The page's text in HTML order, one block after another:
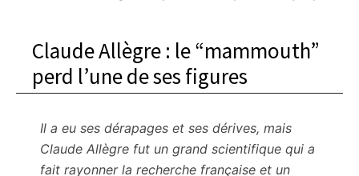
Claude Allègre : le “mammouth”
perd l’une de ses figures
Il a eu ses dérapages et ses dérives, mais
Claude Allègre fut un grand scientifique qui a
fait rayonner la recherche française et un